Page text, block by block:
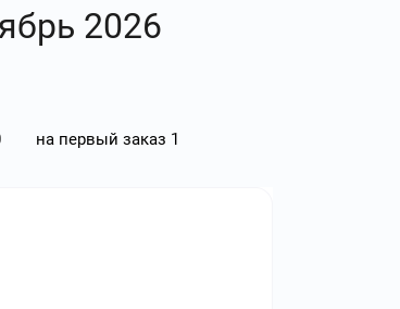
2026
на первый заказ 1